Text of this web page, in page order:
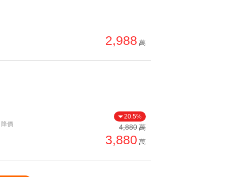
2,988 萬
降價
20.5%
4,880萬
3,880 萬